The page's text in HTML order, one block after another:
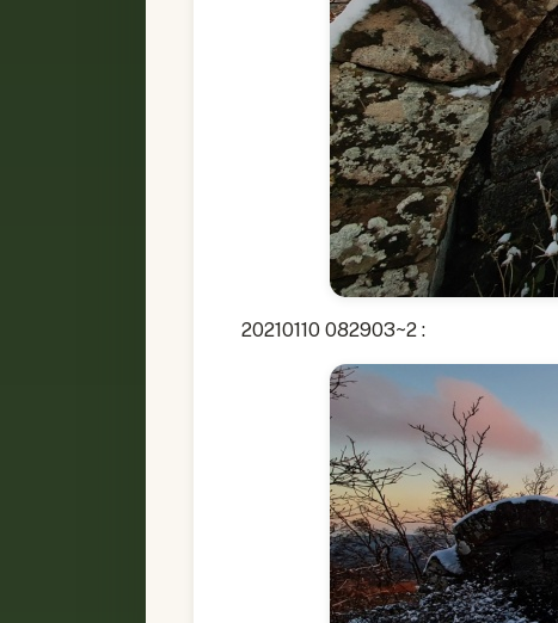
20210110 082903~2 :